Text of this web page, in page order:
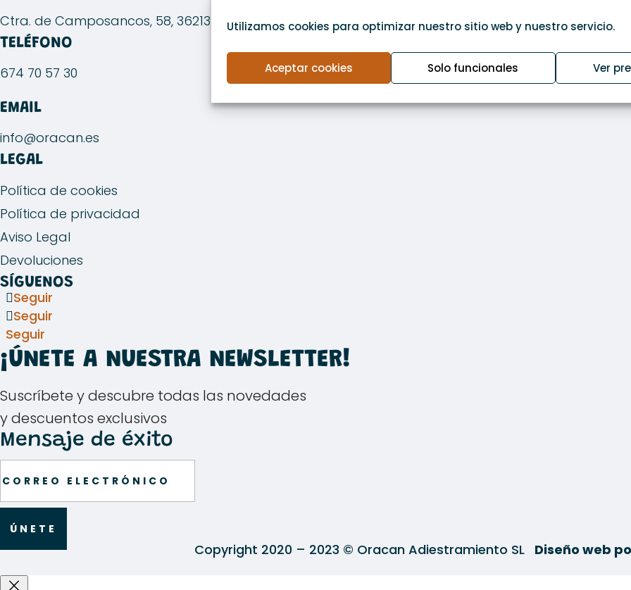
Utilizamos cookies para optimizar nuestro sitio web y nuestro servicio.
Aceptar cookies Solo funcionales Ver
se
de
se
elegir
en
la
Ctra. de Camposancos, 58, 36213 Vigo, Pontevedra
TELÉFONO
674 70 57 30
EMAIL
info@oracan.es
LEGAL
Política de cookies
Política de privacidad
Aviso Legal
Devoluciones
SÍGUENOS
Seguir
Seguir
Seguir
¡ÚNETE A NUESTRA NEWSLETTER!
Suscríbete y descubre todas las novedades
y descuentos exclusivos
Mensaje de éxito
ÚNETE
Copyright 2020 – 2023 © Oracan Adiestramiento SL Diseño web